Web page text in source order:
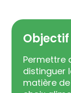
Permettre
distinguer
matière